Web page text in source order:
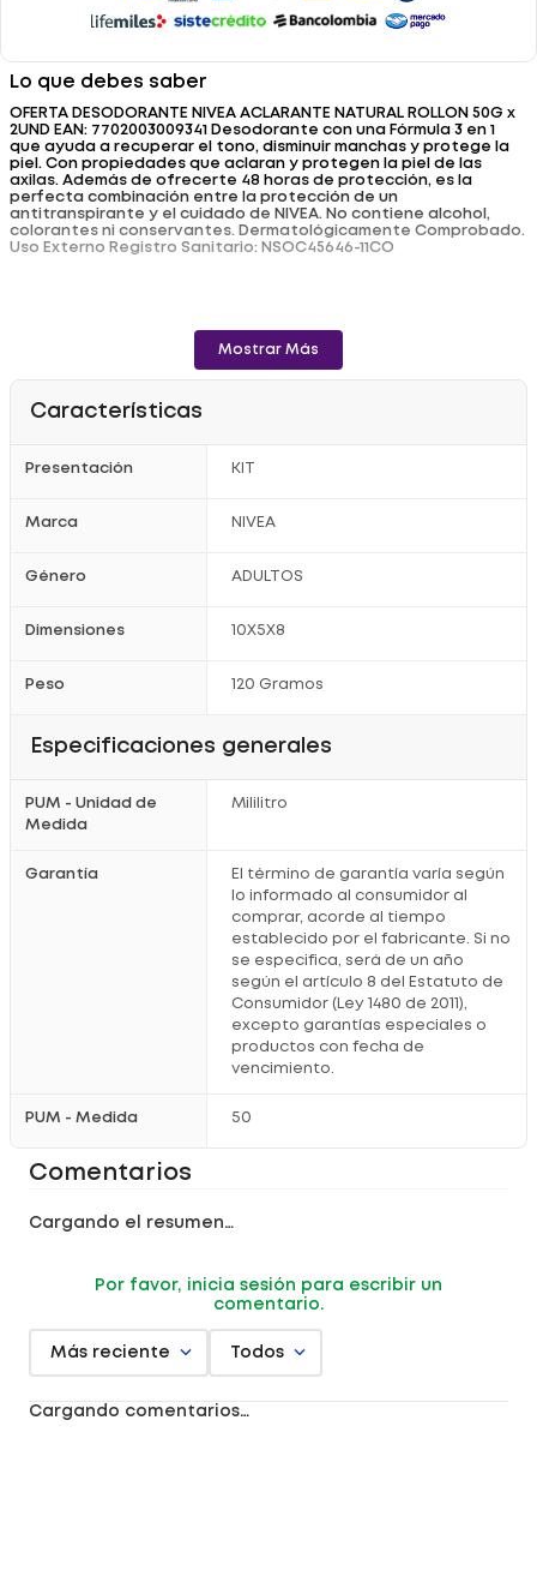
Lo que debes saber
OFERTA DESODORANTE NIVEA ACLARANTE NATURAL ROLLON 50G x
2UND EAN: 7702003009341 Desodorante con una Fórmula 3 en 1
que ayuda a recuperar el tono, disminuir manchas y protege la
piel. Con propiedades que aclaran y protegen la piel de las
axilas. Además de ofrecerte 48 horas de protección, es la
perfecta combinación entre la protección de un
antitranspirante y el cuidado de NIVEA. No contiene alcohol,
colorantes ni conservantes. Dermatológicamente Comprobado.
Uso Externo Registro Sanitario: NSOC45646-11CO
Mostrar Más
Características
Presentación KIT
Marca NIVEA
Género ADULTOS
Dimensiones 10X5X8
Peso 120 Gramos
Especificaciones generales
PUM - Unidad de
Medida
Mililitro
Garantía
El término de garantía varía según
lo informado al consumidor al
comprar, acorde al tiempo
establecido por el fabricante. Si no
se especifica, será de un año
según el artículo 8 del Estatuto de
Consumidor (Ley 1480 de 2011),
excepto garantías especiales o
productos con fecha de
vencimiento.
PUM - Medida 50
Comentarios
Cargando el resumen…
Por favor, inicia sesión para escribir un
comentario.
Más reciente Todos
Cargando comentarios…